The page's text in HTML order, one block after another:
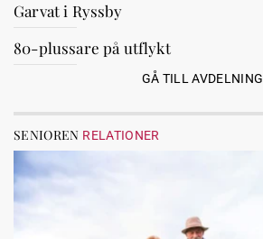
Garvat i Ryssby
80-plussare på utflykt
GÅ TILL AVDELNING
SENIOREN RELATIONER